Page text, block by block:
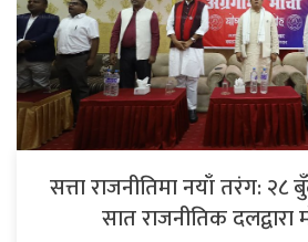
सत्ता राजनीतिमा नयाँ तरंग:
सात राजनीतिक दलद्वारा